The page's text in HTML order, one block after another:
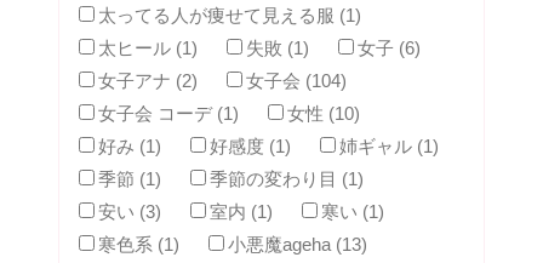
太ってる人が痩せて見える服 (1)
太ヒール (1)
失敗 (1)
女子 (6)
女子アナ (2)
女子会 (104)
女子会 コーデ (1)
女性 (10)
好み (1)
好感度 (1)
姉ギャル (1)
季節 (1)
季節の変わり目 (1)
安い (3)
室内 (1)
寒い (1)
寒色系 (1)
小悪魔ageha (13)